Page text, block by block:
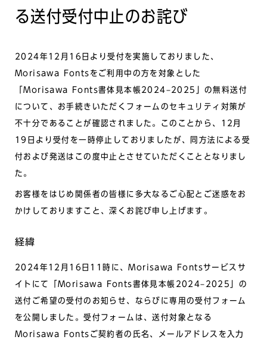
る送付受付中止のお詫び
2024年12月16日より受付を実施しておりました、
Morisawa Fontsをご利用中の方を対象とした
「Morisawa Fonts書体見本帳2024–2025」の無料送付
について、お手続きいただくフォームのセキュリティ対策が
不十分であることが確認されました。このことから、12月
19日より受付を一時停止しておりましたが、同方法による受
付および発送はこの度中止とさせていただくこととなりまし
た。
お客様をはじめ関係者の皆様に多大なるご心配とご迷惑をお
かけしておりますこと、深くお詫び申し上げます。
経緯
2024年12月16日11時に、Morisawa Fontsサービスサ
イトにて「Morisawa Fonts書体見本帳2024–2025」の
送付ご希望の受付のお知らせ、ならびに専用の受付フォーム
を公開しました。受付フォームは、送付対象となる
Morisawa Fontsご契約者の氏名、メールアドレスを入力